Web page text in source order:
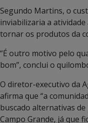
Segundo Martins, o
inviabilizaria a
tornar os produtos da
“É outro motivo pelo
bom”, conclui o
O diretor-executivo da
afirma que “a
buscado alternativas
Campo Grande, já que